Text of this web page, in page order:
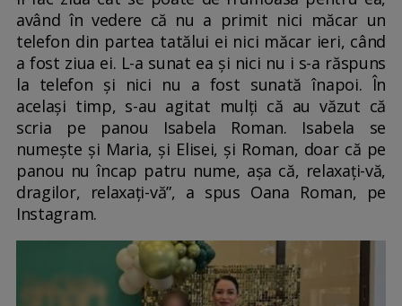
având în vedere că nu a primit nici măcar un
telefon din partea tatălui ei nici măcar ieri, când
a fost ziua ei. L-a sunat ea și nici nu i s-a răspuns
la telefon și nici nu a fost sunată înapoi. În
același timp, s-au agitat mulți că au văzut că
scria pe panou Isabela Roman. Isabela se
numește și Maria, și Elisei, și Roman, doar că pe
panou nu încap patru nume, așa că, relaxați-vă,
dragilor, relaxați-vă”, a spus Oana Roman, pe
Instagram.